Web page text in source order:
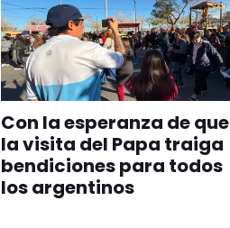
Con la esperanza de que
la visita del Papa traiga
bendiciones para todos
los argentinos